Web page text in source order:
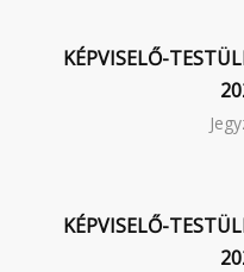
KÉPVISELŐ-
KÉPVISELŐ-